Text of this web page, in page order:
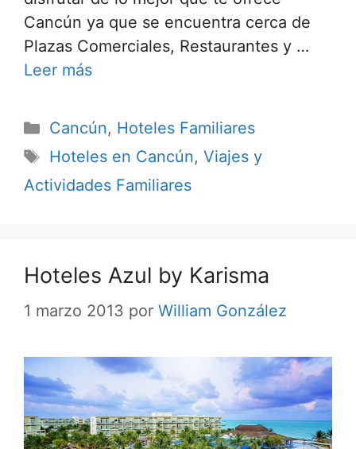
Cancún ya que se encuentra cerca de
Plazas Comerciales, Restaurantes y …
Leer más
Categorías
Cancún, Hoteles Familiares
Etiquetas
Hoteles en Cancún, Viajes y
Actividades Familiares
Hoteles Azul by Karisma
1 marzo 2013 por William González